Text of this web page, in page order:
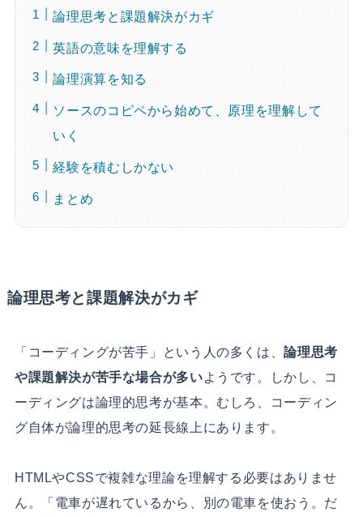
論理思考と課題解決がカギ
英語の意味を理解する
論理演算を知る
ソースのコピペから始めて、原理を理解して
いく
経験を積むしかない
まとめ
論理思考と課題解決がカギ
「コーディングが苦手」という人の多くは、論理思考
や課題解決が苦手な場合が多いようです。しかし、コ
ーディングは論理的思考が基本。むしろ、コーディン
グ自体が論理的思考の延長線上にあります。
HTMLやCSSで複雑な理論を理解する必要はありませ
ん。「電車が遅れているから、別の電車を使おう。だ